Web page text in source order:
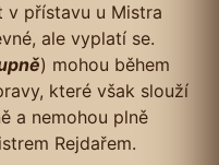
v přístavu u Mistra
ale vyplatí se.
) mohou během
které však slouží
a nemohou plně
Rejdařem.